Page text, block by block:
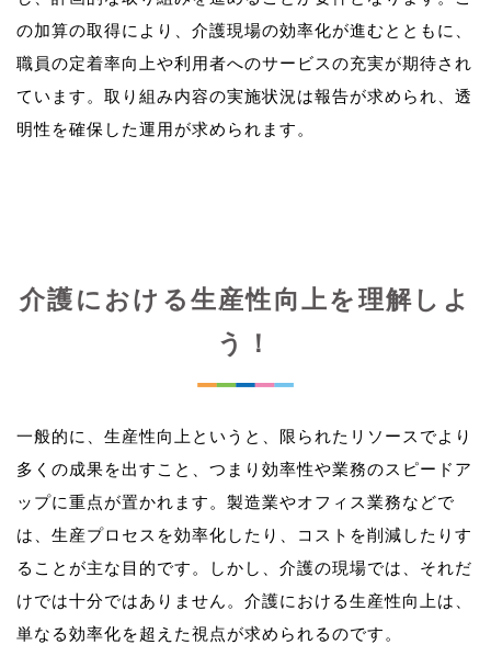
の加算の取得により、介護現場の効率化が進むとともに、
職員の定着率向上や利用者へのサービスの充実が期待され
ています。取り組み内容の実施状況は報告が求められ、透
介護における生産性向上を理解しよ
う！
一般的に、生産性向上というと、限られたリソースでより
多くの成果を出すこと、つまり効率性や業務のスピードア
ップに重点が置かれます。製造業やオフィス業務などで
は、生産プロセスを効率化したり、コストを削減したりす
ることが主な目的です。しかし、介護の現場では、それだ
けでは十分ではありません。介護における生産性向上は、
単なる効率化を超えた視点が求められるのです。